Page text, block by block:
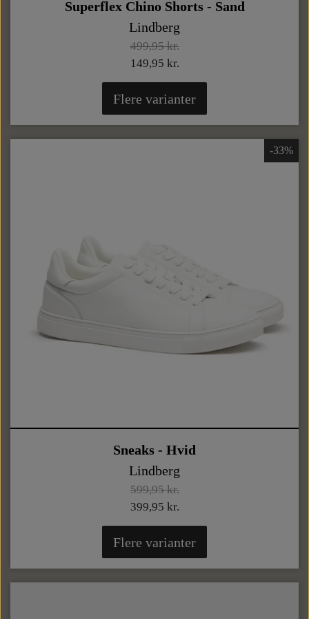
Superflex Chino Shorts - Sand
Lindberg
499,95 kr.
149,95 kr.
Flere varianter
-33%
Sneaks - Hvid
Lindberg
599,95 kr.
399,95 kr.
Flere varianter